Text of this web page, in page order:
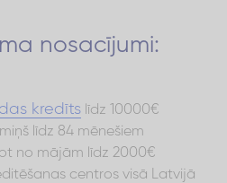
nosacījumi:
kredīts līdz 10000€
līdz 84 mēnešiem
no mājām līdz 2000€
centros visā Latvijā